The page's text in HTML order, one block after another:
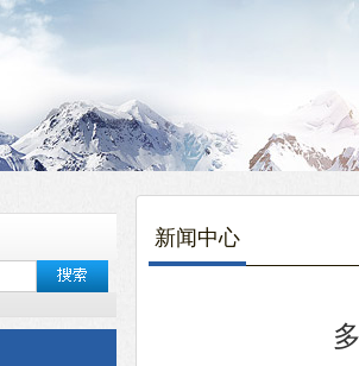
新闻中心